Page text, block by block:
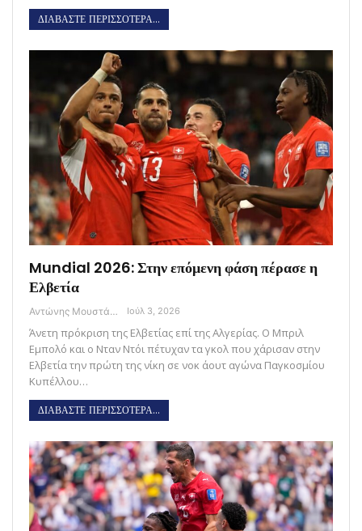
ΔΙΑΒΑΣΤΕ ΠΕΡΙΣΣΟΤΕΡΑ...
Mundial 2026: Στην επόμενη φάση πέρασε η
Ελβετία
Αντώνης Μουστάκας Ιούλ 3, 2026
Άνετη πρόκριση της Ελβετίας επί της Αλγερίας. Ο Μπριλ
Εμπολό και ο Νταν Ντόι πέτυχαν τα γκολ που χάρισαν στην
Ελβετία την πρώτη της νίκη σε νοκ άουτ αγώνα Παγκοσμίου
Κυπέλλου…
ΔΙΑΒΑΣΤΕ ΠΕΡΙΣΣΟΤΕΡΑ...